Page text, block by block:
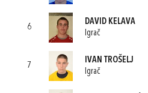
6
DAVID KELAVA
Igrač
7
IVAN TROŠELJ
Igrač